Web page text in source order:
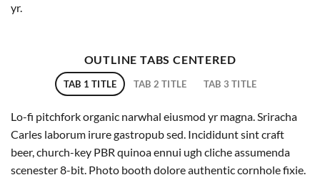
yr.
OUTLINE TABS CENTERED
TAB 1 TITLE TAB 2 TITLE TAB 3 TITLE
Lo-fi pitchfork organic narwhal eiusmod yr magna. Sriracha
Carles laborum irure gastropub sed. Incididunt sint craft
beer, church-key PBR quinoa ennui ugh cliche assumenda
scenester 8-bit. Photo booth dolore authentic cornhole fixie.